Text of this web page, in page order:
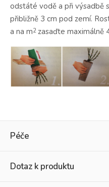
odstáté vodě a při výsadbě
přibližně 3 cm pod zemí.
a na m2 zasaďte maximálně
Péče
Optimální umístění růží
Dotaz k produktu